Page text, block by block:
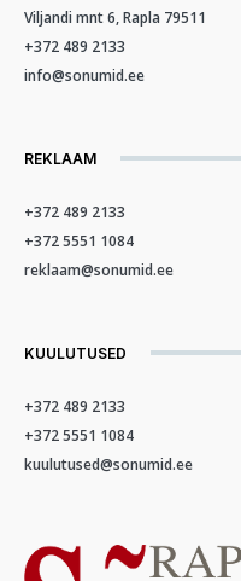
Viljandi mnt 6, Rapla 79511
+372 489 2133
info@sonumid.ee
REKLAAM
+372 489 2133
+372 5551 1084
reklaam@sonumid.ee
KUULUTUSED
+372 489 2133
+372 5551 1084
kuulutused@sonumid.ee